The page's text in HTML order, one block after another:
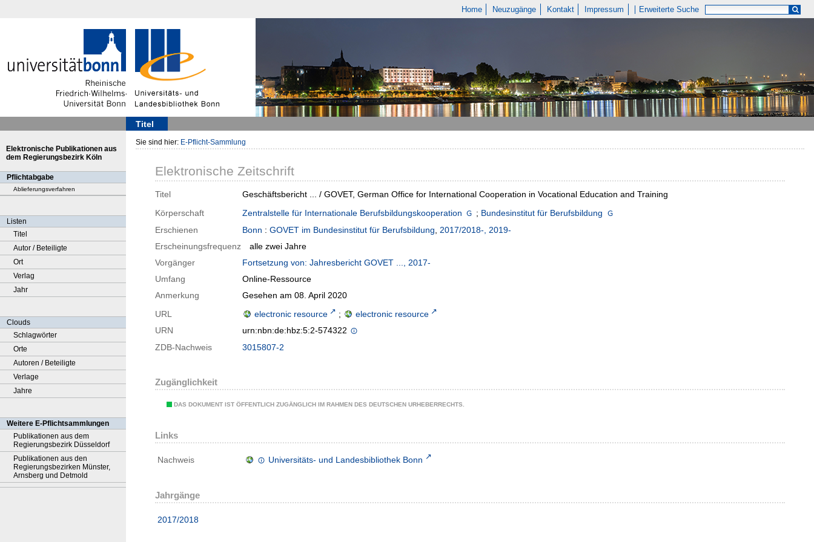
Home Neuzugänge Kontakt Impressum Erweiterte Suche
Titel
Elektronische Publikationen aus
dem Regierungsbezirk Köln
Pflichtabgabe
Ablieferungsverfahren
Listen
Titel
Autor / Beteiligte
Ort
Verlag
Jahr
Clouds
Schlagwörter
Orte
Autoren / Beteiligte
Verlage
Jahre
Weitere E-Pflichtsammlungen
Publikationen aus dem
Regierungsbezirk Düsseldorf
Publikationen aus den
Regierungsbezirken Münster,
Arnsberg und Detmold
Sie sind hier: E-Pflicht-Sammlung
Elektronische Zeitschrift
Titel
Geschäftsbericht ... / GOVET, German Office for International Cooperation in Vocational Education and Training
Körperschaft
Zentralstelle für Internationale Berufsbildungskooperation ; Bundesinstitut für Berufsbildung
Erschienen
Bonn : GOVET im Bundesinstitut für Berufsbildung, 2017/2018-, 2019-
Erscheinungsfrequenz
alle zwei Jahre
Vorgänger
Fortsetzung von: Jahresbericht GOVET ..., 2017-
Umfang
Online-Ressource
Anmerkung
Gesehen am 08. April 2020
URL
electronic resource ;
electronic resource
URN
urn:nbn:de:hbz:5:2-574322
ZDB-Nachweis
3015807-2
Zugänglichkeit
DAS DOKUMENT IST ÖFFENTLICH ZUGÄNGLICH IM RAHMEN DES DEUTSCHEN URHEBERRECHTS.
Links
Nachweis Universitäts- und Landesbibliothek Bonn
Jahrgänge
2017/2018